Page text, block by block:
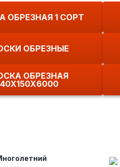
ОБРЕЗНАЯ 1 СОРТ
ОБРЕЗНЫЕ
ОБРЕЗНАЯ
40Х150Х6000